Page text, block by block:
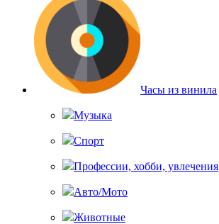
Часы из винила
Музыка
Спорт
Профессии, хобби, увлечения
Авто/Мото
Животные